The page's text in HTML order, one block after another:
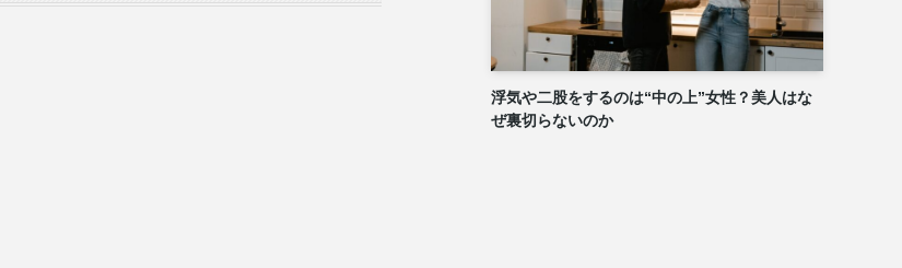
浮気や二股をするのは“中の上”女性？美人はな
ぜ裏切らないのか